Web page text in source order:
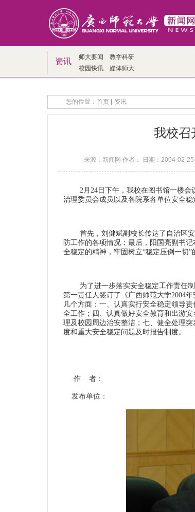
资讯 师大要闻
教学科研
校园快讯
媒体师大
您的位置： 首页 资讯
我校召
来源：新闻网 作者： 日期：2004-02-25
2月24日下午，我校在图书馆一楼会议
治理委员会成员以及各院系各单位安全
首先，刘健斌副校长传达了自治区安
防工作的各项情况；最后，阳国亮副书
全稳定的精神，牢固树立“稳定压倒一切”
为了进一步落实安全稳定工作责任制
第一责任人签订了《广西师范大学2004
几个方面：一、认真实行安全稳定领导
全工作；四、认真做好安全教育和出游
理及校园周边治安整洁；七、健全处理
度和重大安全稳定问题及时报告制度。
作 者：
发布单位：